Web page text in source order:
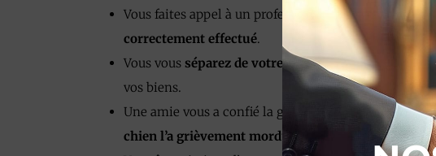
Vous faites appel à un professionnel pour réparer
correctement effectué.
Vous vous séparez de votre conjointet souhaitez
vos biens.
Une amie vous a confié la garde de son enfant en
chien l’a grièvement mordu
au visage.